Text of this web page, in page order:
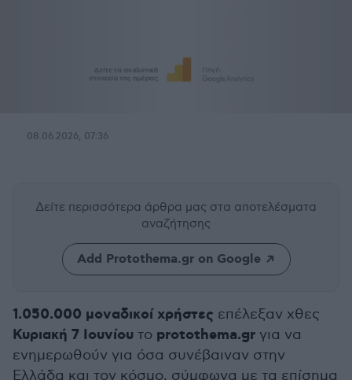
08.06.2026, 07:36
Δείτε περισσότερα άρθρα μας στα αποτελέσματα
αναζήτησης
Add Protothema.gr on Google
1.050.000 μοναδικοί χρήστες επέλεξαν χθες
Κυριακή 7 Ιουνίου το protothema.gr για να
ενημερωθούν για όσα συνέβαιναν στην
Ελλάδα και τον κόσμο, σύμφωνα με τα επίσημα